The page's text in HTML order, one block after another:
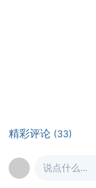
精彩评论 (33)
说点什么...